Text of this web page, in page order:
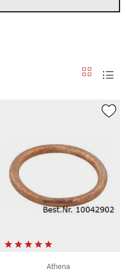
Athena